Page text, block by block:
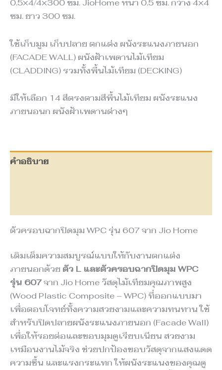
0.5×4/4×300 ซม. JioHome หนา 0.5 ซม. กว้าง 4×4
ซม. ยาว 300 ซม.
ใช้เก็บมูม เก็บปลาย ตกแต่ง ผนังระแนงภายนอก
(FACADE WALL) ผนังฝ้าเพดานไม้เทียม
(CLADDING) รวมทั้งพื้นไม้เทียม (DECKING)
มีให้เลือก 14 สีตรงตามสีพื้นไม้เทียม ผนังระแนง
ภายนอนก ผนังฝ้าเพดานต่างๆ
คำอธิบาย
ตัวครอบฉากปิดมุม WPC รุ่น 607 จาก Jio Home
เติมเต็มความสมบูรณ์แบบให้กับงานตกแต่ง
ภายนอกด้วย ตัว L และตัวครอบฉากปิดมุม WPC
รุ่น 607จาก Jio Home วัสดุไม้เทียมคุณภาพสูง
(Wood Plastic Composite – WPC) ที่ออกแบบมา
เพื่อตอบโจทย์ทั้งความสวยงามและความทนทาน ใช้
สำหรับปิดปลายผนังระแนงภายนอก (Facade Wall)
เพื่อให้รอยต่อและขอบมุมดูเรียบเนียน สวยงาม
เหมือนงานไม้จริง ช่วยปกป้องขอบวัสดุจากแสงแดด
ความชื้น และแรงกระแทก ให้ผนังระแนงของคุณดู